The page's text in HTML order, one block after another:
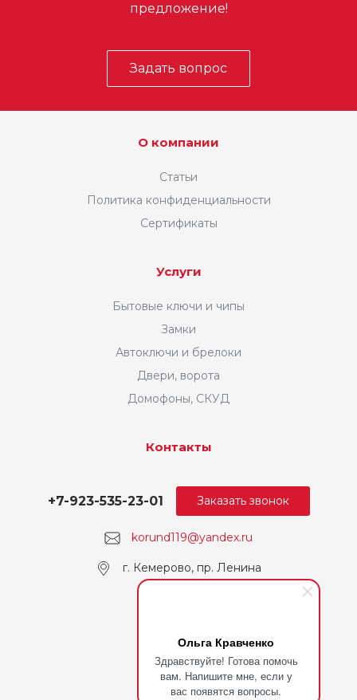
Ольга Кравченко
Здравствуйте! Готова помочь
вам. Напишите мне, если у
вас появятся вопросы.
предложение!
Задать вопрос
О компании
Статьи
Политика конфиденциальности
Сертификаты
Услуги
Бытовые ключи и чипы
Замки
Автоключи и брелоки
Двери, ворота
Домофоны, СКУД
Контакты
korund119@yandex.ru
+7-923-535-23-01
г. Кемерово, пр. Ленина
Заказать звонок